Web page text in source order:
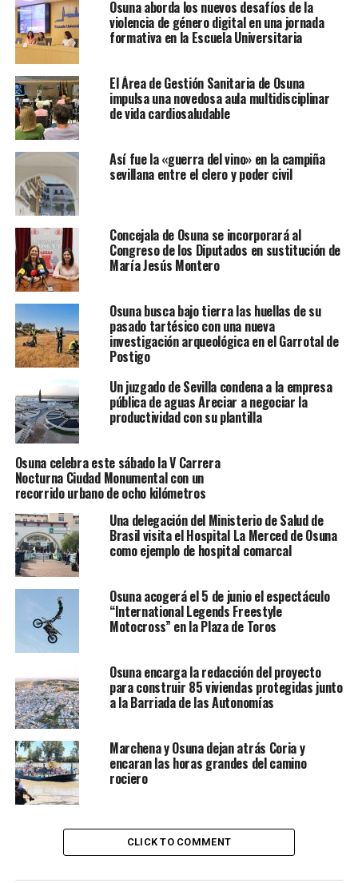
Osuna aborda los nuevos desafíos de la
violencia de género digital en una jornada
formativa en la Escuela Universitaria
El Área de Gestión Sanitaria de Osuna
impulsa una novedosa aula multidisciplinar
de vida cardiosaludable
Así fue la «guerra del vino» en la campiña
sevillana entre el clero y poder civil
Concejala de Osuna se incorporará al
Congreso de los Diputados en sustitución de
María Jesús Montero
Osuna busca bajo tierra las huellas de su
pasado tartésico con una nueva
investigación arqueológica en el Garrotal de
Postigo
Un juzgado de Sevilla condena a la empresa
pública de aguas Areciar a negociar la
productividad con su plantilla
Osuna celebra este sábado la V Carrera
Nocturna Ciudad Monumental con un
recorrido urbano de ocho kilómetros
Una delegación del Ministerio de Salud de
Brasil visita el Hospital La Merced de Osuna
como ejemplo de hospital comarcal
Osuna acogerá el 5 de junio el espectáculo
“International Legends Freestyle
Motocross” en la Plaza de Toros
Osuna encarga la redacción del proyecto
para construir 85 viviendas protegidas junto
a la Barriada de las Autonomías
Marchena y Osuna dejan atrás Coria y
encaran las horas grandes del camino
rociero
CLICK TO COMMENT